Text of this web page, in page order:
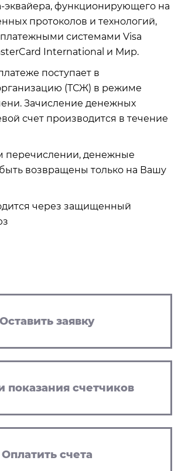
функционирующего на
протоколов и технологий,
системами Visa
International и Мир.
поступает в
(ТСЖ) в режиме
Зачисление денежных
счет производится в течение
денежные
возвращены только на Вашу
через защищенный
Оставить заявку
показания счетчиков
Оплатить счета